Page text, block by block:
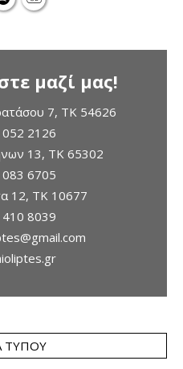
μαζί μας!
7, TK 54626
2126
13, ΤΚ 65302
6705
12, ΤΚ 10677
8039
ΤΎΠΟΥ